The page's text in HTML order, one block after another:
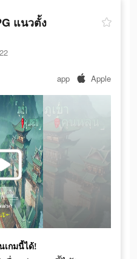
แนวตั้ง
app Apple
เกมนี้ได้!